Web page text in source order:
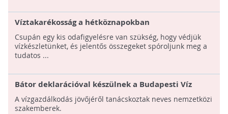
Víztakarékosság a hétköznapokban
Csupán egy kis odafigyelésre van szükség, hogy védjük
vízkészletünket, és jelentős összegeket spóroljunk meg a
tudatos ...
Bátor deklarációval készülnek a Budapesti Víz
Világtalálkozó szervezői
A vízgazdálkodás jövőjéről tanácskoztak neves nemzetközi
szakemberek.